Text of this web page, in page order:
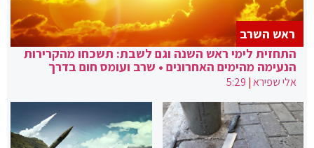
התחזית לימי ראש השנה וגם לשבת: תשכחו מהקרירות
הנעימה מהימים האחרונים • שרב ועומס חום בדרך
אלי שפירא|
5:29
ראש השרב